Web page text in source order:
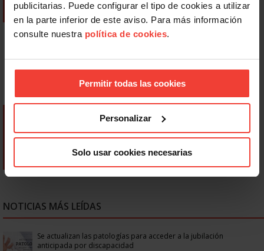
publicitarias. Puede configurar el tipo de cookies a utilizar
en la parte inferior de este aviso. Para más información
consulte nuestra política de cookies.
Permitir todas las cookies
Personalizar
Solo usar cookies necesarias
NOTICIAS MÁS LEÍDAS
Se actualizan las patologías para acceder a la jubilación
anticipada por discapacidad